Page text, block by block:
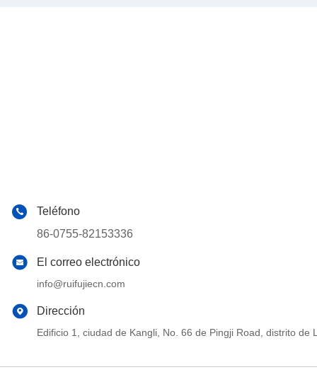
Teléfono
86-0755-82153336
El correo electrónico
info@ruifujiecn.com
Dirección
Edificio 1, ciudad de Kangli, No. 66 de Pingji Road, distrito